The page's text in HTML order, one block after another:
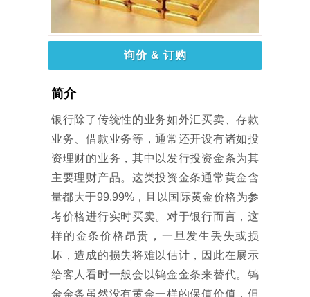
询价 & 订购
简介
银行除了传统性的业务如外汇买卖、存款
业务、借款业务等，通常还开设有诸如投
资理财的业务，其中以发行投资金条为其
主要理财产品。这类投资金条通常黄金含
量都大于99.99%，且以国际黄金价格为参
考价格进行实时买卖。对于银行而言，这
样的金条价格昂贵，一旦发生丢失或损
坏，造成的损失将难以估计，因此在展示
给客人看时一般会以钨金金条来替代。钨
金金条虽然没有黄金一样的保值价值，但